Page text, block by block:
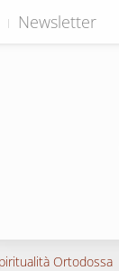
Newsletter
Ortodossa